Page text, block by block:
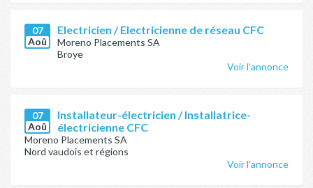
07
Aoû
Electricien / Electricienne de réseau CFC
Moreno Placements SA
Broye
Voir l'annonce
07
Aoû
Installateur-électricien / Installatrice-
électricienne CFC
Moreno Placements SA
Nord vaudois et régions
Voir l'annonce